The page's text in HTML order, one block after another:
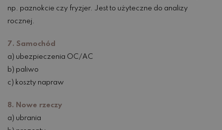
np. paznokcie czy fryzjer. Jest to użyteczne do analizy
rocznej.
7. Samochód
a) ubezpieczenia OC/AC
b) paliwo
c) koszty napraw
8. Nowe rzeczy
a) ubrania